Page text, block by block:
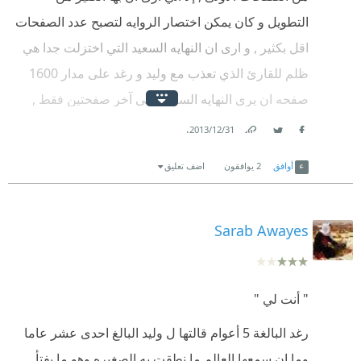
التطويل و كان يمكن اختصار الروايه لتصبح عدد الصفحات
اقل بكثير , و ارى ان النهايه السعيد التي اختزلت جدا هي
ظلم للقارئ الذي تعذب مع وليد و رغد على مدار 1600
صفحه ان يرى النهايه السعيده فى آخر صفحتين فقط ,
الاسلوب رائع جدا و أعطيتها أربعة نجوم فقط بسبب
31‏/12‏/2013
.
أوافق 2 يوافقون اضف تعليق
Sarab Awayes
" أنت لي "
رغد البالغة 5 أعوام قالتها ل وليد البالغ احدى عشر عاما